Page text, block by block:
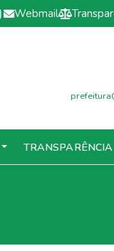
Webmail
TRANSPARÊNCIA